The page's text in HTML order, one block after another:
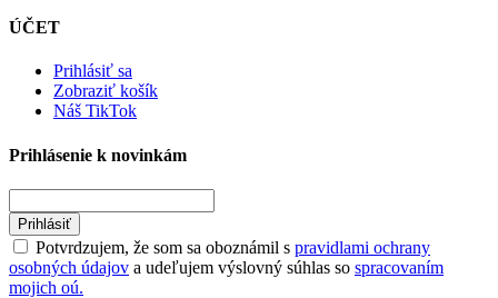
ÚČET
Prihlásiť sa
Zobraziť košík
Náš TikTok
Prihlásenie k novinkám
Prihlásiť
Potvrdzujem, že som sa oboznámil s pravidlami ochrany
osobných údajov a udeľujem výslovný súhlas so spracovaním
mojich oú.